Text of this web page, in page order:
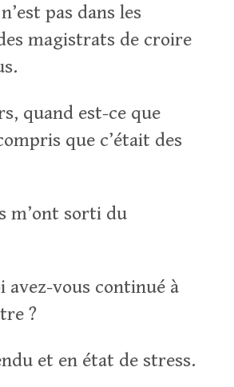
pas dans les
magistrats de croire
quand est-ce que
que c’était des
m’ont sorti du
vous continué à
?
et en état de stress.